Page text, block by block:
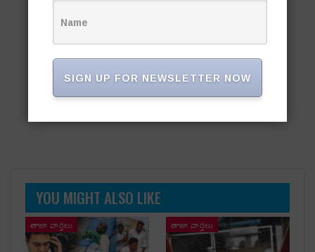
YOU MIGHT ALSO LIKE
తాజా వార్తలు తాజా వార్తలు
SIGN UP FOR NEWSLETTER NOW